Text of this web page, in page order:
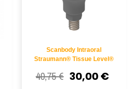
Scanbody Intraoral
Straumann® Tissue Level®
40,75€ 30,00€